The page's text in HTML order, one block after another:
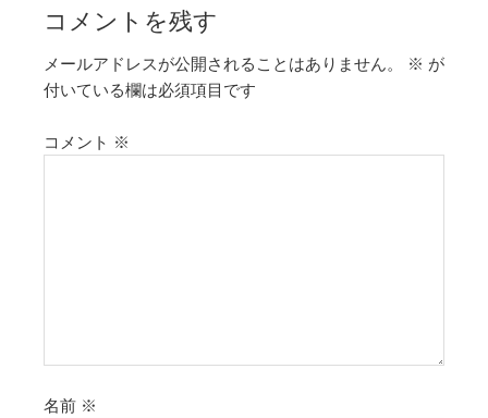
コメントを残す
メールアドレスが公開されることはありません。 ※ が
付いている欄は必須項目です
コメント ※
名前 ※